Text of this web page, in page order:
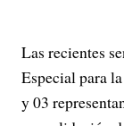
Las recientes
Especial para
y 03